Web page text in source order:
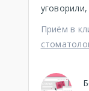
Приём в